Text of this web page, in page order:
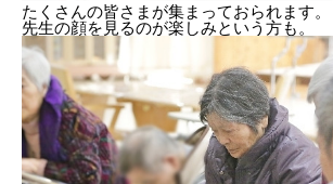
たくさんの皆さまが集まっておられます。
先生の顔を見るのが楽しみという方も。